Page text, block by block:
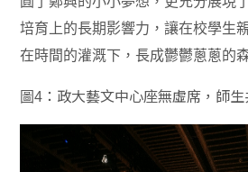
培育上的長期影響力，讓在校學生
在時間的灌溉下，長成鬱鬱蔥蔥的
圖4 ：政大藝文中心座無虛席，師